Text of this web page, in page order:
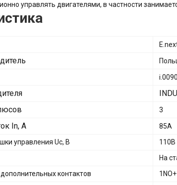
управлять двигателями, в частности
3
In, А
85А
управления Uc, В
110В
На
контактов